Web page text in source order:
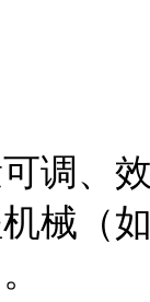
调、
械（